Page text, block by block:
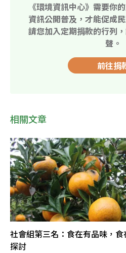
《環境資訊中心》需要你
資訊公開普及，才能促成
請您加入定期捐款的行列
聲。
前往捐
相關文章
社會組第三名：食在有品味，
探討